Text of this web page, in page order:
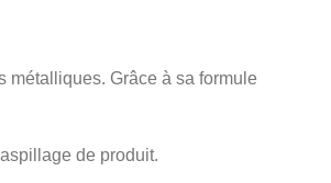
Grâce à sa formule
de produit.